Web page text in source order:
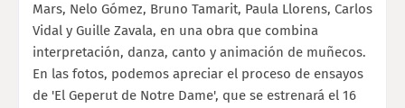
Mars, Nelo Gómez, Bruno Tamarit, Paula Llorens, Carlos
Vidal y Guille Zavala, en una obra que combina
interpretación, danza, canto y animación de muñecos.
En las fotos, podemos apreciar el proceso de ensayos
de 'El Geperut de Notre Dame', que se estrenará el 16